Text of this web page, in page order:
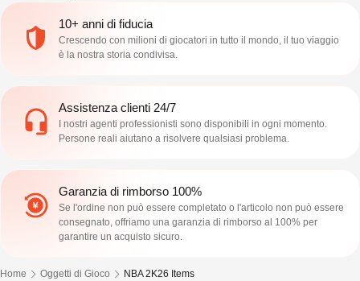
10+ anni di fiducia
Crescendo con milioni di giocatori in tutto il mondo, il tuo viaggio
è la nostra storia condivisa.
Assistenza clienti 24/7
I nostri agenti professionisti sono disponibili in ogni momento.
Persone reali aiutano a risolvere qualsiasi problema.
Garanzia di rimborso 100%
Se l'ordine non può essere completato o l'articolo non può essere
consegnato, offriamo una garanzia di rimborso al 100% per
garantire un acquisto sicuro.
Home Oggetti di Gioco NBA 2K26 Items